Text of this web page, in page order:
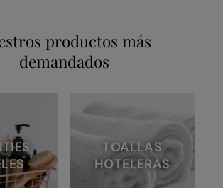
productos más
demandados
TOALLAS
HOTELERAS